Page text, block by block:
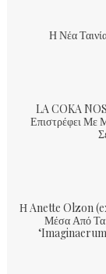
Η Νέα
LA COKA
Επιστρέφει Με
Η Anette Olzon
Μέσα Από Τα